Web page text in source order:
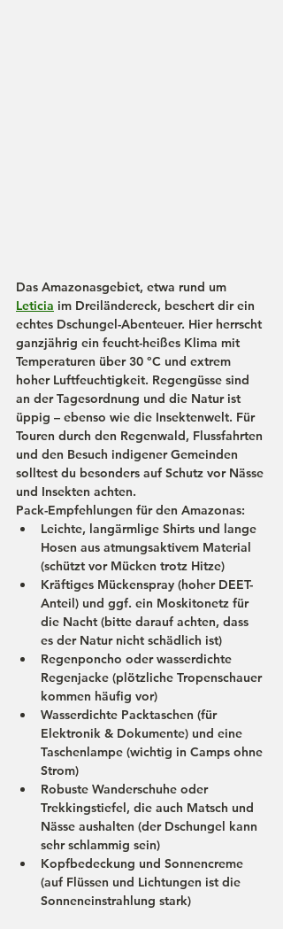
Das Amazonasgebiet, etwa rund um
Leticia im Dreiländereck, beschert dir ein
echtes Dschungel-Abenteuer. Hier herrscht
ganzjährig ein feucht-heißes Klima mit
Temperaturen über 30 °C und extrem
hoher Luftfeuchtigkeit. Regengüsse sind
an der Tagesordnung und die Natur ist
üppig – ebenso wie die Insektenwelt. Für
Touren durch den Regenwald, Flussfahrten
und den Besuch indigener Gemeinden
solltest du besonders auf Schutz vor Nässe
und Insekten achten.
Pack-Empfehlungen für den Amazonas:
Leichte, langärmlige Shirts und lange
Hosen aus atmungsaktivem Material
(schützt vor Mücken trotz Hitze)
Kräftiges Mückenspray (hoher DEET-
Anteil) und ggf. ein Moskitonetz für
die Nacht (bitte darauf achten, dass
es der Natur nicht schädlich ist)
Regenponcho oder wasserdichte
Regenjacke (plötzliche Tropenschauer
kommen häufig vor)
Wasserdichte Packtaschen (für
Elektronik & Dokumente) und eine
Taschenlampe (wichtig in Camps ohne
Strom)
Robuste Wanderschuhe oder
Trekkingstiefel, die auch Matsch und
Nässe aushalten (der Dschungel kann
sehr schlammig sein)
Kopfbedeckung und Sonnencreme
(auf Flüssen und Lichtungen ist die
Sonneneinstrahlung stark)